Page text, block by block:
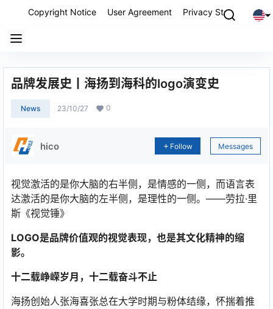
Copyright Notice User Agreement Privacy Statement
品牌发展史丨海扬到海科的logo演变史
News 23/10/27 0
hico Follow Messages
视觉激活的是你大脑的右半侧，是情感的一侧，而语言表
达激活的是你大脑的左半侧，是理性的一侧。——劳拉·里
斯《视觉锤》
LOGO是品牌价值观的视觉表现，也是其文化精神的缩
影。
十二载峥嵘岁月，十二载奋斗不止
海扬创始人张海喜张总在大学时期与粉体结缘，怀揣着推